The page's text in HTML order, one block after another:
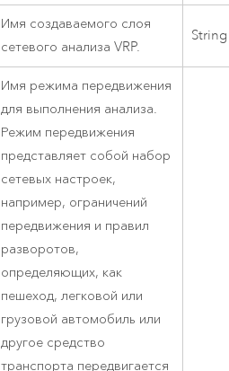
Имя создаваемого слоя
сетевого анализа VRP.
String
Имя режима передвижения
для выполнения анализа.
Режим передвижения
представляет собой набор
сетевых настроек,
например, ограничений
передвижения и правил
разворотов,
определяющих, как
пешеход, легковой или
грузовой автомобиль или
другое средство
транспорта передвигается